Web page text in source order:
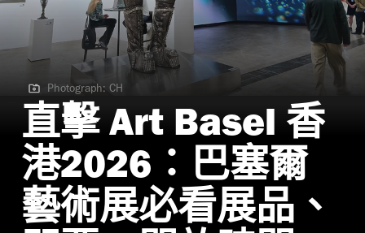
Photograph: CH
Photograph: CH
直擊 Art Basel 香
港2026：巴塞爾
藝術展必看展品、